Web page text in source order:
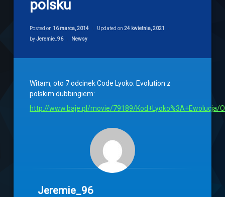
polsku
Posted on 16 marca, 2014 Updated on24 kwietnia, 2021
byJeremie_96 Categories:
Newsy
Witam, oto 7 odcinek Code Lyoko: Evolution z
polskim dubbingiem:
http://www.baje.pl/movie/79189/Kod+Lyoko%3A+Ewolucja/
Jeremie_96